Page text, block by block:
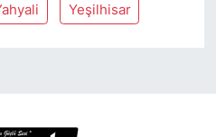
Yeşilhisar